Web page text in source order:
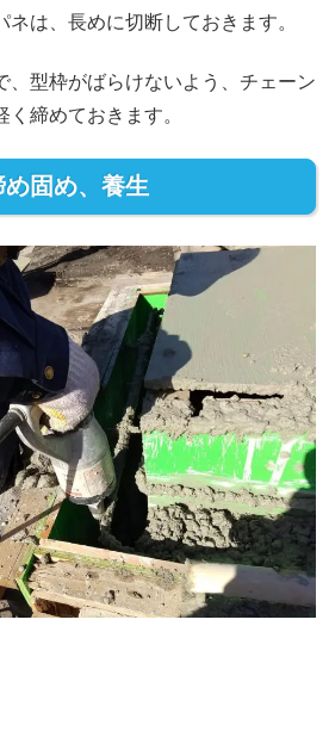
は、長めに切断しておきます。
、型枠がばらけないよう、チェーン
締めておきます。
固め、養生